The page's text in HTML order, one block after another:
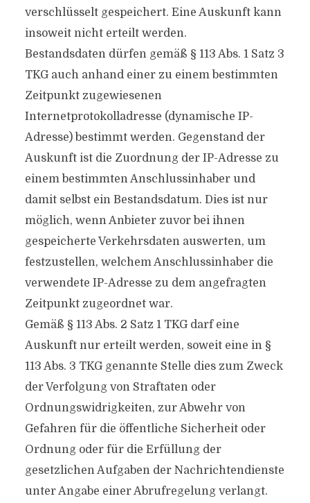
verschlüsselt gespeichert. Eine Auskunft kann
insoweit nicht erteilt werden.
Bestandsdaten dürfen gemäß § 113 Abs. 1 Satz 3
TKG auch anhand einer zu einem bestimmten
Zeitpunkt zugewiesenen
Internetprotokolladresse (dynamische IP-
Adresse) bestimmt werden. Gegenstand der
Auskunft ist die Zuordnung der IP-Adresse zu
einem bestimmten Anschlussinhaber und
damit selbst ein Bestandsdatum. Dies ist nur
möglich, wenn Anbieter zuvor bei ihnen
gespeicherte Verkehrsdaten auswerten, um
festzustellen, welchem Anschlussinhaber die
verwendete IP-Adresse zu dem angefragten
Zeitpunkt zugeordnet war.
Gemäß § 113 Abs. 2 Satz 1 TKG darf eine
Auskunft nur erteilt werden, soweit eine in §
113 Abs. 3 TKG genannte Stelle dies zum Zweck
der Verfolgung von Straftaten oder
Ordnungswidrigkeiten, zur Abwehr von
Gefahren für die öffentliche Sicherheit oder
Ordnung oder für die Erfüllung der
gesetzlichen Aufgaben der Nachrichtendienste
unter Angabe einer Abrufregelung verlangt.